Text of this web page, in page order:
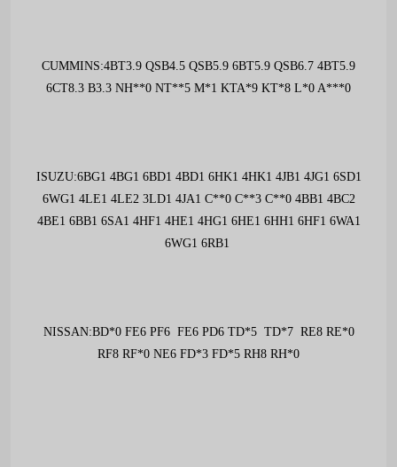
CUMMINS:4BT3.9 QSB4.5 QSB5.9 6BT5.9 QSB6.7 4BT5.9
6CT8.3 B3.3 NH**0 NT**5 M*1 KTA*9 KT*8 L*0 A***0
ISUZU:6BG1 4BG1 6BD1 4BD1 6HK1 4HK1 4JB1 4JG1 6SD1
6WG1 4LE1 4LE2 3LD1 4JA1 C**0 C**3 C**0 4BB1 4BC2
4BE1 6BB1 6SA1 4HF1 4HE1 4HG1 6HE1 6HH1 6HF1 6WA1
6WG1 6RB1
NISSAN:BD*0 FE6 PF6 FE6 PD6 TD*5 TD*7 RE8 RE*0
RF8 RF*0 NE6 FD*3 FD*5 RH8 RH*0